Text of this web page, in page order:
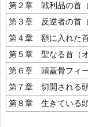
第２章 戦利品の首
第３章 反逆者の首
第４章 額に入れた
第５章 聖なる首（
第６章 頭蓋骨フィ
第７章 切開される
第８章 生きている